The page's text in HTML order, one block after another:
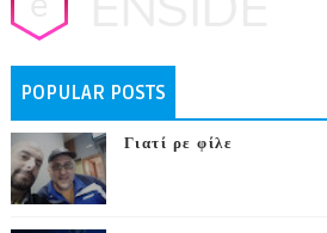
POPULAR POSTS
Γιατί ρε φίλε